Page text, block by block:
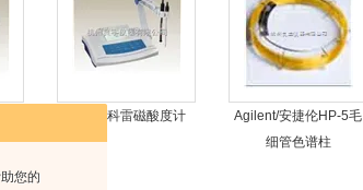
您的
上海精科雷磁酸度计
Agilent/安捷伦HP-5毛
细管色谱柱